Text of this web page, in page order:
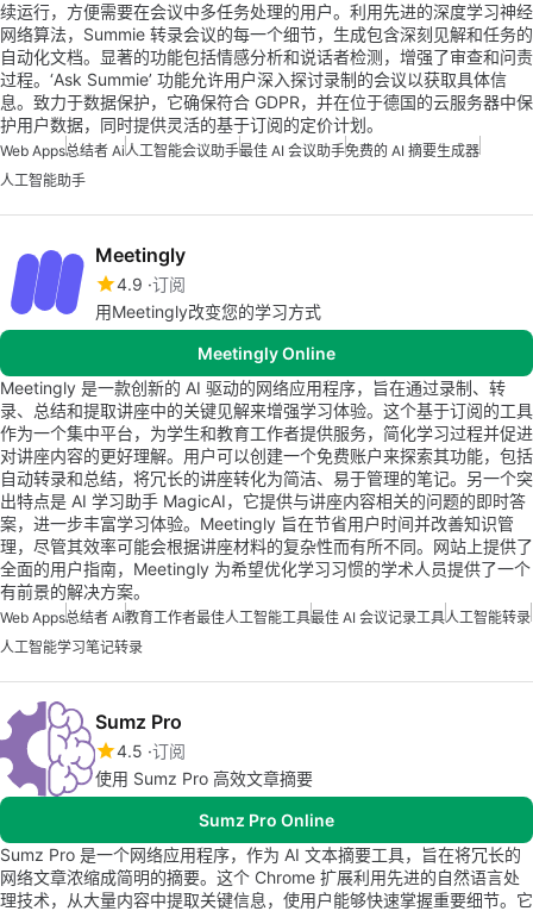
续运行，方便需要在会议中多任务处理的用户。利用先进的深度学习神经
网络算法，Summie 转录会议的每一个细节，生成包含深刻见解和任务的
自动化文档。显著的功能包括情感分析和说话者检测，增强了审查和问责
过程。‘Ask Summie’ 功能允许用户深入探讨录制的会议以获取具体信
息。致力于数据保护，它确保符合 GDPR，并在位于德国的云服务器中保
护用户数据，同时提供灵活的基于订阅的定价计划。
Web Apps总结者 Ai人工智能会议助手最佳 AI 会议助手免费的 AI 摘要生成器
人工智能助手
Meetingly
4.9 订阅
用Meetingly改变您的学习方式
Meetingly Online
Meetingly 是一款创新的 AI 驱动的网络应用程序，旨在通过录制、转
录、总结和提取讲座中的关键见解来增强学习体验。这个基于订阅的工具
作为一个集中平台，为学生和教育工作者提供服务，简化学习过程并促进
对讲座内容的更好理解。用户可以创建一个免费账户来探索其功能，包括
自动转录和总结，将冗长的讲座转化为简洁、易于管理的笔记。另一个突
出特点是 AI 学习助手 MagicAI，它提供与讲座内容相关的问题的即时答
案，进一步丰富学习体验。Meetingly 旨在节省用户时间并改善知识管
理，尽管其效率可能会根据讲座材料的复杂性而有所不同。网站上提供了
全面的用户指南，Meetingly 为希望优化学习习惯的学术人员提供了一个
有前景的解决方案。
Web Apps总结者 Ai教育工作者最佳人工智能工具最佳 AI 会议记录工具人工智能转录
人工智能学习笔记转录
Sumz Pro
4.5 订阅
使用 Sumz Pro 高效文章摘要
Sumz Pro Online
Sumz Pro 是一个网络应用程序，作为 AI 文本摘要工具，旨在将冗长的
网络文章浓缩成简明的摘要。这个 Chrome 扩展利用先进的自然语言处
理技术，从大量内容中提取关键信息，使用户能够快速掌握重要细节。它